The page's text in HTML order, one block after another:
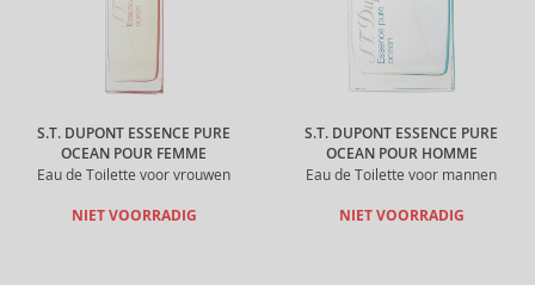
S.T. DUPONT ESSENCE PURE
OCEAN POUR FEMME
Eau de Toilette voor vrouwen
NIET VOORRADIG
S.T. DUPONT ESSENCE PURE
OCEAN POUR HOMME
Eau de Toilette voor mannen
NIET VOORRADIG